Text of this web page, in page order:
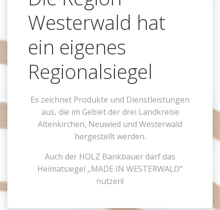
Westerwald hat
ein eigenes
Regionalsiegel
Es zeichnet Produkte und Dienstleistungen
aus, die im Gebiet der drei Landkreise
Altenkirchen, Neuwied und Westerwald
hergestellt werden.
Auch der HOLZ Bankbauer darf das
Heimatsiegel „MADE IN WESTERWALD“
nutzen!